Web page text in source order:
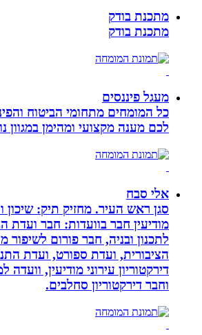
מתכנת בודק
מתכנת בודק
מעגל פיננסים
כל המומחים מתחומי הביטוח
לכם מענה מקצועי ומהימן במגוון
אלי סבח
סגן ראש העיר. מחזיק תיק: שיכון
מודיעין חבר בוועדות: חבר ועדת
לתכנון ובניה, חבר פורום לשיפור
הציבורית, ועדת ספורט, ועדת התנדבות,
דירקטוריון עירוני מודיעין, וועדה
וחבר דירקטוריון סחלבים.